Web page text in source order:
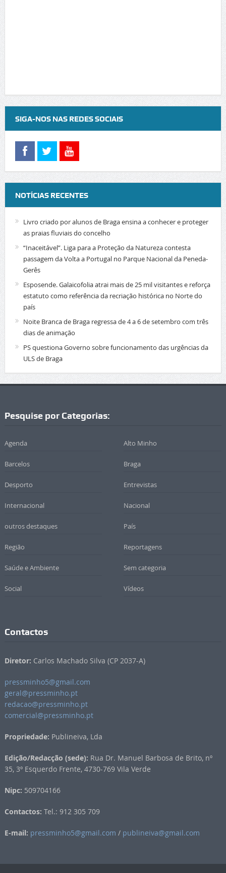
SIGA-NOS NAS REDES SOCIAIS
NOTÍCIAS RECENTES
Livro criado por alunos de Braga ensina a conhecer e proteger
as praias fluviais do concelho
“Inaceitável”. Liga para a Proteção da Natureza contesta
passagem da Volta a Portugal no Parque Nacional da Peneda-
Gerês
Esposende. Galaicofolia atrai mais de 25 mil visitantes e reforça
estatuto como referência da recriação histórica no Norte do
país
Noite Branca de Braga regressa de 4 a 6 de setembro com três
dias de animação
PS questiona Governo sobre funcionamento das urgências da
ULS de Braga
Pesquise por Categorias:
Agenda Alto Minho
Barcelos Braga
Desporto Entrevistas
Internacional Nacional
outros destaques País
Região Reportagens
Saúde e Ambiente Sem categoria
Social Vídeos
Contactos
Diretor: Carlos Machado Silva (CP 2037-A)
pressminho5@gmail.com
geral@pressminho.pt
redacao@pressminho.pt
comercial@pressminho.pt
Propriedade: Publineiva, Lda
Edição/Redacção (sede): Rua Dr. Manuel Barbosa de Brito, nº
35, 3º Esquerdo Frente, 4730-769 Vila Verde
Nipc: 509704166
Contactos: Tel.: 912 305 709
E-mail: pressminho5@gmail.com / publineiva@gmail.com